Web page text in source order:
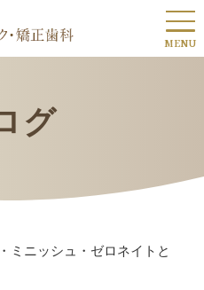
MENU
グ
ミニッシュ・ゼロネイトと